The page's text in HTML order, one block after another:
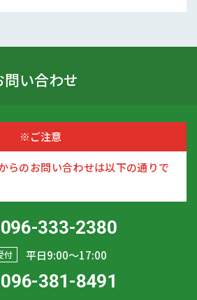
問い合わせ
※ご注意
らのお問い合わせは以下の通りで
333-2380
付 平日9:00〜17:00
381-8491